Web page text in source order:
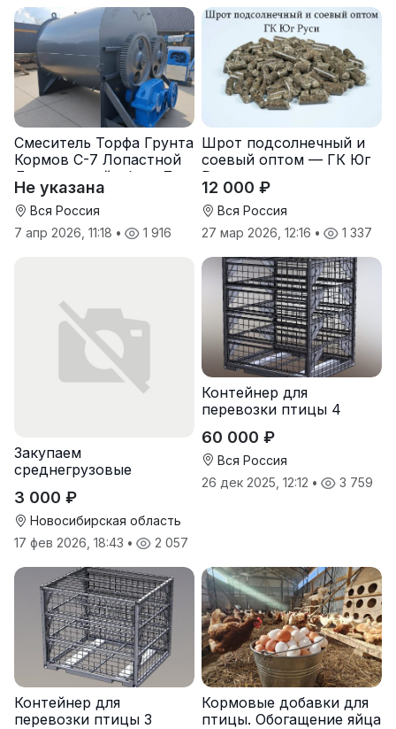
Смеситель Торфа Грунта
Кормов С-7 Лопастной
Двухвальный обьем 7
м3
Не указана
Вся Россия
7 апр 2026, 11:18 • 1 916
Шрот подсолнечный и
соевый оптом — ГК Юг
Руси
12 000 ₽
Вся Россия
27 мар 2026, 12:16 • 1 337
Закупаем
среднегрузовые
консоли и легкие
стеллажи
3 000 ₽
Новосибирская область
17 фев 2026, 18:43 • 2 057
Контейнер для
перевозки птицы 4
60 000 ₽
Вся Россия
26 дек 2025, 12:12 • 3 759
Контейнер для
перевозки птицы 3
Кормовые добавки для
птицы. Обогащение яйца